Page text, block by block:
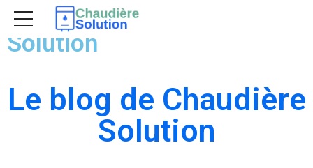
Le blog de Chaudière
Solution
Le blog de Chaudière
Solution